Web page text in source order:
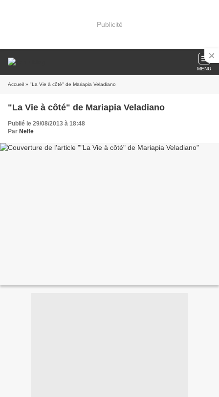
Publicité
MENU
Accueil » "La Vie à côté" de Mariapia Veladiano
"La Vie à côté" de Mariapia Veladiano
Publié le 29/08/2013 à 18:48
Par Nelfe